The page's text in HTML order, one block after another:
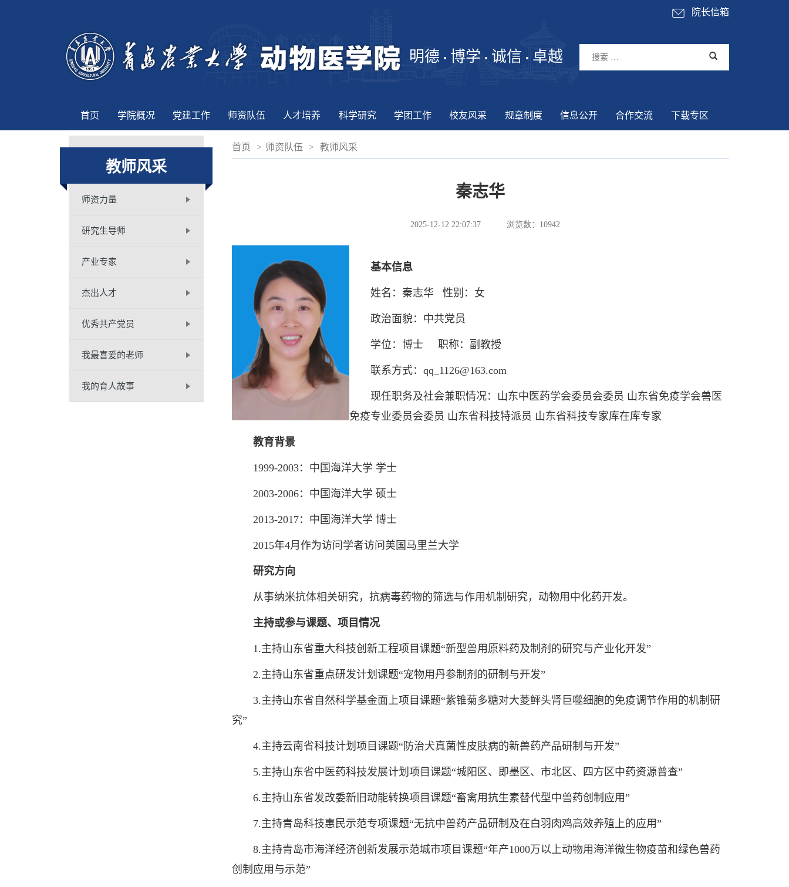
院长信箱
明德 博学 诚信 卓越
首页 学院概况 党建工作 师资队伍 人才培养 科学研究 学团工作 校友风采 规章制度 信息公开 合作交流 下载专区
教师风采
师资力量
研究生导师
产业专家
杰出人才
优秀共产党员
我最喜爱的老师
我的育人故事
首页 > 师资队伍 > 教师风采
秦志华
2025-12-12 22:07:37 浏览数： 10942
基本信息
姓名：秦志华 性别：女
政治面貌：中共党员
学位：博士 职称：副教授
联系方式：qq_1126@163.com
现任职务及社会兼职情况：山东中医药学会委员会委员 山东省免疫学会兽医
免疫专业委员会委员 山东省科技特派员 山东省科技专家库在库专家
教育背景
1999-2003：中国海洋大学 学士
2003-2006：中国海洋大学 硕士
2013-2017：中国海洋大学 博士
2015年4月作为访问学者访问美国马里兰大学
研究方向
从事纳米抗体相关研究，抗病毒药物的筛选与作用机制研究，动物用中化药开发。
主持或参与课题、项目情况
1.主持山东省重大科技创新工程项目课题“新型兽用原料药及制剂的研究与产业化开发”
2.主持山东省重点研发计划课题“宠物用丹参制剂的研制与开发”
3.主持山东省自然科学基金面上项目课题“紫锥菊多糖对大菱鲆头肾巨噬细胞的免疫调节作用的机制研
究”
4.主持云南省科技计划项目课题“防治犬真菌性皮肤病的新兽药产品研制与开发”
5.主持山东省中医药科技发展计划项目课题“城阳区、即墨区、市北区、四方区中药资源普查”
6.主持山东省发改委新旧动能转换项目课题“畜禽用抗生素替代型中兽药创制应用”
7.主持青岛科技惠民示范专项课题“无抗中兽药产品研制及在白羽肉鸡高效养殖上的应用”
8.主持青岛市海洋经济创新发展示范城市项目课题“年产1000万以上动物用海洋微生物疫苗和绿色兽药
创制应用与示范”